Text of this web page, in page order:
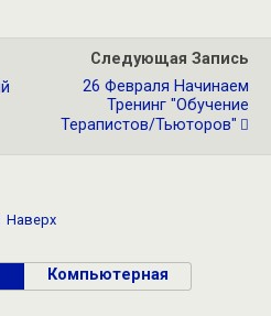
Следующая Запись
26 Февраля Начинаем
Тренинг "Обучение
Терапистов/тьюторов"
Наверх
Компьютерная